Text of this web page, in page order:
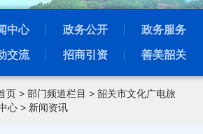
中心 政务公开 政务服务
交流 招商引资 善美韶关
页> 部门频道栏目 > 韶关市文化广电旅
心> 新闻资讯